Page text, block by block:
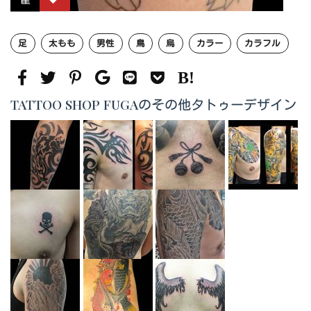
足 太もも 男性 鳥 烏 カラー カラフル
TATTOO SHOP FUGAのその他タトゥーデザイン